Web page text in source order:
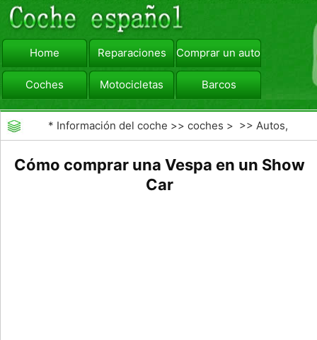
Home Reparaciones Comprar un automóvil
Coches Motocicletas Barcos
viajar Camiones
* Información del coche >>coches > >>Autos,
Cómo comprar una Vespa en un Show
Car